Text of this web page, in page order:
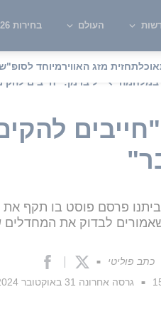
העולם בחירות 2026
אוכלתחזית מזג האווירמיוחד
במלחמה ליברמן: "חייבים להקים
פרסם פוסט בו תקף את
לבדוק את
כתב פוליטי ■
■ גרסה אחרונה 31 באוקטובר 2024, 19:41